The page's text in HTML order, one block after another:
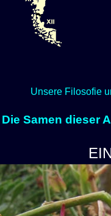
Unsere Filosofie
Die Samen dieser